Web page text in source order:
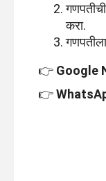
करा.
👉 Google
👉